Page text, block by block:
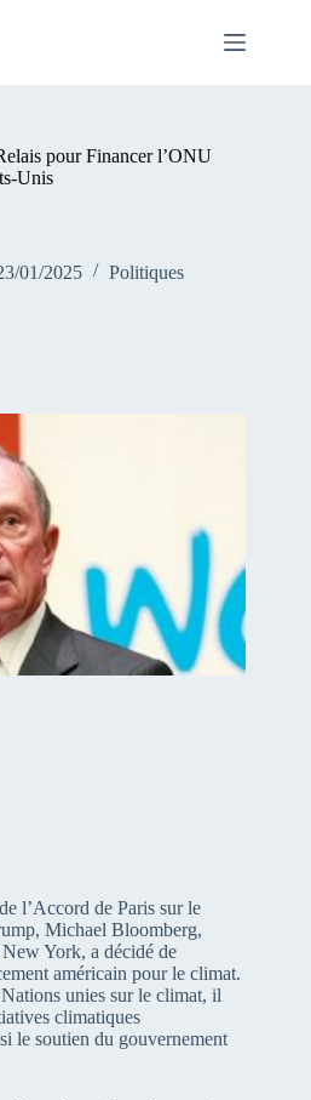
pour Financer l’ONU
Unis
01/2025 Politiques
l’Accord de Paris sur le
Michael Bloomberg,
York, a décidé de
américain pour le climat.
unies sur le climat, il
climatiques
le soutien du gouvernement